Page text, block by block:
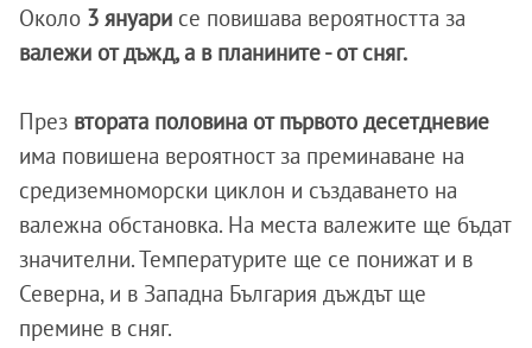
Около 3 януари се повишава вероятността за
валежи от дъжд, а в планините - от сняг.
През втората половина от първото десетдневие
има повишена вероятност за преминаване на
средиземноморски циклон и създаването на
валежна обстановка. На места валежите ще бъдат
значителни. Температурите ще се понижат и в
Северна, и в Западна България дъждът ще
премине в сняг.